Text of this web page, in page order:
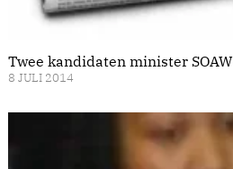
Twee kandidaten minister SOAW
8 JULI 2014